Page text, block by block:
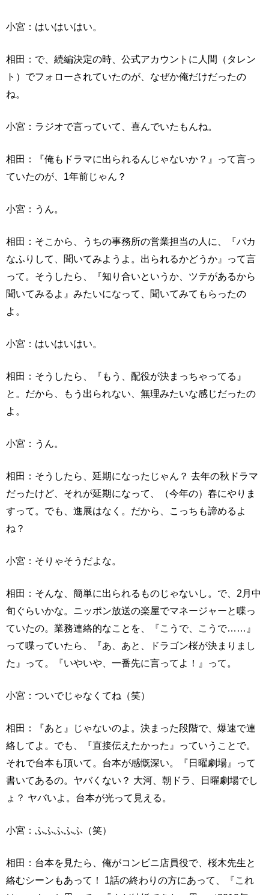
小宮：はいはいはい。
相田：で、続編決定の時、公式アカウントに人間（タレン
ト）でフォローされていたのが、なぜか俺だけだったの
ね。
小宮：ラジオで言っていて、喜んでいたもんね。
相田：『俺もドラマに出られるんじゃないか？』って言っ
ていたのが、1年前じゃん？
小宮：うん。
相田：そこから、うちの事務所の営業担当の人に、『バカ
なふりして、聞いてみようよ。出られるかどうか』って言
って。そうしたら、『知り合いというか、ツテがあるから
聞いてみるよ』みたいになって、聞いてみてもらったの
よ。
小宮：はいはいはい。
相田：そうしたら、『もう、配役が決まっちゃってる』
と。だから、もう出られない、無理みたいな感じだったの
よ。
小宮：うん。
相田：そうしたら、延期になったじゃん？ 去年の秋ドラマ
だったけど、それが延期になって、（今年の）春にやりま
すって。でも、進展はなく。だから、こっちも諦めるよ
ね？
小宮：そりゃそうだよな。
相田：そんな、簡単に出られるものじゃないし。で、2月中
旬ぐらいかな。ニッポン放送の楽屋でマネージャーと喋っ
ていたの。業務連絡的なことを、『こうで、こうで……』
って喋っていたら、『あ、あと、ドラゴン桜が決まりまし
た』って。『いやいや、一番先に言ってよ！』って。
小宮：ついでじゃなくてね（笑）
相田：『あと』じゃないのよ。決まった段階で、爆速で連
絡してよ。でも、『直接伝えたかった』っていうことで。
それで台本も頂いて。台本が感慨深い。『日曜劇場』って
書いてあるの。ヤバくない？ 大河、朝ドラ、日曜劇場でし
ょ？ ヤバいよ。台本が光って見える。
小宮：ふふふふふ（笑）
相田：台本を見たら、俺がコンビニ店員役で、桜木先生と
絡むシーンもあって！ 1話の終わりの方にあって、『これ